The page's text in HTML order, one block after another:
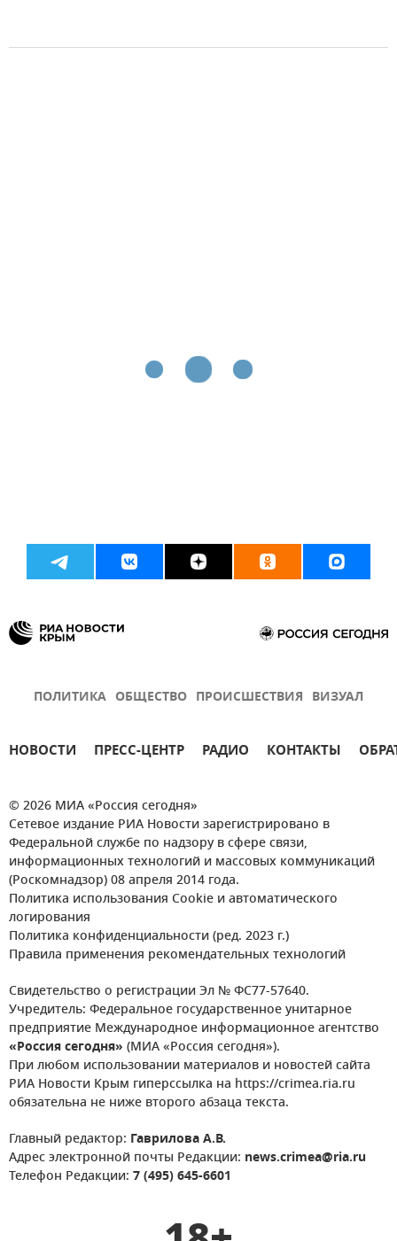
ПОЛИТИКА ОБЩЕСТВО ПРОИСШЕСТВИЯ ВИЗУАЛ
НОВОСТИ ПРЕСС-ЦЕНТР РАДИО КОНТАКТЫ
© 2026 МИА «Россия сегодня»
Сетевое издание РИА Новости зарегистрировано в
Федеральной службе по надзору в сфере связи,
информационных технологий и массовых коммуникаций
(Роскомнадзор) 08 апреля 2014 года.
Политика использования Cookie и автоматического
логирования
Политика конфиденциальности (ред. 2023 г.)
Правила применения рекомендательных технологий
Свидетельство о регистрации Эл № ФС77-57640.
Учредитель: Федеральное государственное унитарное
предприятие Международное информационное агентство
«Россия сегодня» (МИА «Россия сегодня»).
При любом использовании материалов и новостей сайта
РИА Новости Крым гиперссылка на https://crimea.ria.ru
обязательна не ниже второго абзаца текста.
Главный редактор: Гаврилова А.В.
Адрес электронной почты Редакции: news.crimea@ria.ru
Телефон Редакции: 7 (495) 645-6601